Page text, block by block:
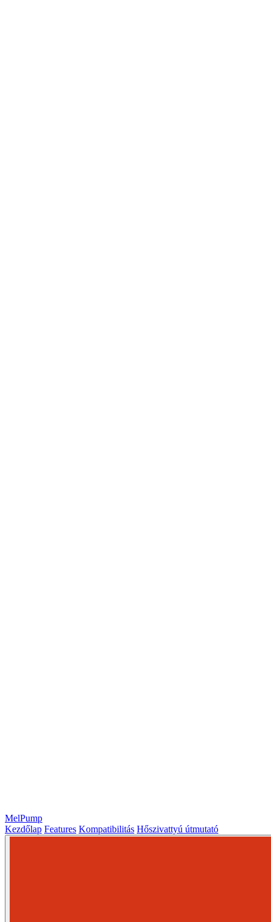
MelPump
Kezdőlap Features Kompatibilitás Hőszivattyú útmutató